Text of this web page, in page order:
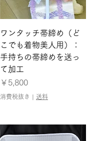
ワンタッチ帯締め（ど
こでも着物美人用）：
手持ちの帯締めを送っ
て加工
価格
￥5,800
消費税抜き | 送料